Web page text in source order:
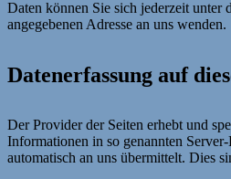
Daten können Sie sich jederzeit unter
angegebenen Adresse an uns wenden.
Datenerfassung auf
Der Provider der Seiten erhebt und
Informationen in so genannten
automatisch an uns übermittelt. Dies